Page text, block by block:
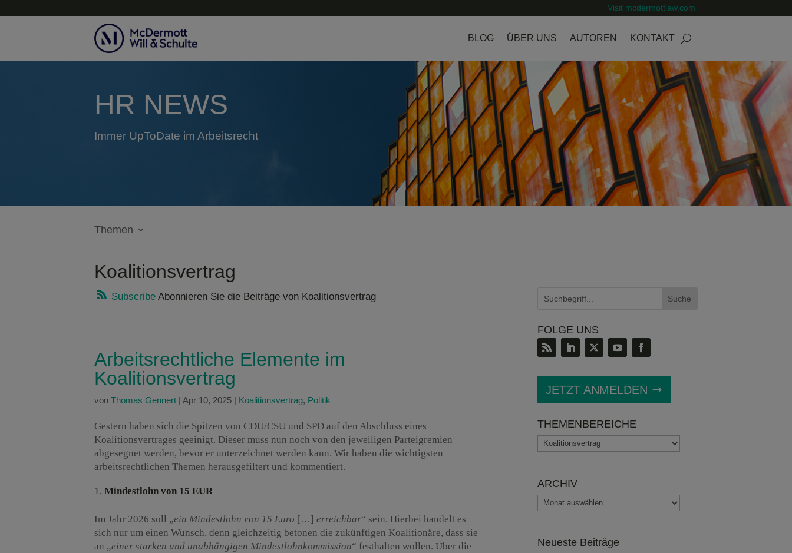
Visit mcdermottlaw.com
BLOG ÜBER UNS AUTOREN KONTAKT
HR NEWS
Immer UpToDate im Arbeitsrecht
Themen
Koalitionsvertrag
Subscribe Abonnieren Sie die Beiträge von Koalitionsvertrag
Arbeitsrechtliche Elemente im
Koalitionsvertrag
von Thomas Gennert | Apr 10, 2025 | Koalitionsvertrag, Politik
Gestern haben sich die Spitzen von CDU/CSU und SPD auf den Abschluss eines
Koalitionsvertrages geeinigt. Dieser muss nun noch von den jeweiligen Parteigremien
abgesegnet werden, bevor er unterzeichnet werden kann. Wir haben die wichtigsten
arbeitsrechtlichen Themen herausgefiltert und kommentiert.
Mindestlohn von 15 EUR
Im Jahr 2026 soll „ein Mindestlohn von 15 Euro […] erreichbar“ sein. Hierbei handelt es
sich nur um einen Wunsch, denn gleichzeitig betonen die zukünftigen Koalitionäre, dass sie
an „einer starken und unabhängigen Mindestlohnkommission“ festhalten wollen. Über die
FOLGE UNS
JETZT ANMELDEN
THEMENBEREICHE
THEMENBEREICHE
ARCHIV
ARCHIV
Neueste Beiträge